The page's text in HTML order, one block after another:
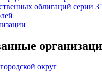
облигаций серии
округ